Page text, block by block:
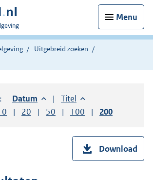
Menu
Uitgebreid zoeken
Sorteer op:
Datum aflopendSorteer op:
Titel oplopend
resultaten per pagina
Toon
20 resultaten per pagina
Toon
50 resultaten per pagina
Toon
100 resultaten per
Toon
200
Download